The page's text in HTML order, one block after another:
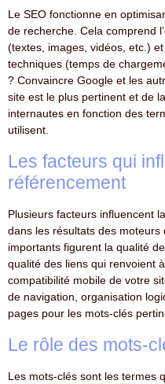
Le SEO fonctionne en
de recherche. Cela comprend
(textes, images, vidéos, etc.)
techniques (temps de
? Convaincre Google et les
site est le plus pertinent et de
internautes en fonction des
utilisent.
Les facteurs qui
référencement
Plusieurs facteurs influencent
dans les résultats des
importants figurent la qualité
qualité des liens qui renvoient
compatibilité mobile de votre
de navigation, organisation
pages pour les mots-clés
Le rôle des mots-
Les mots-clés sont les termes